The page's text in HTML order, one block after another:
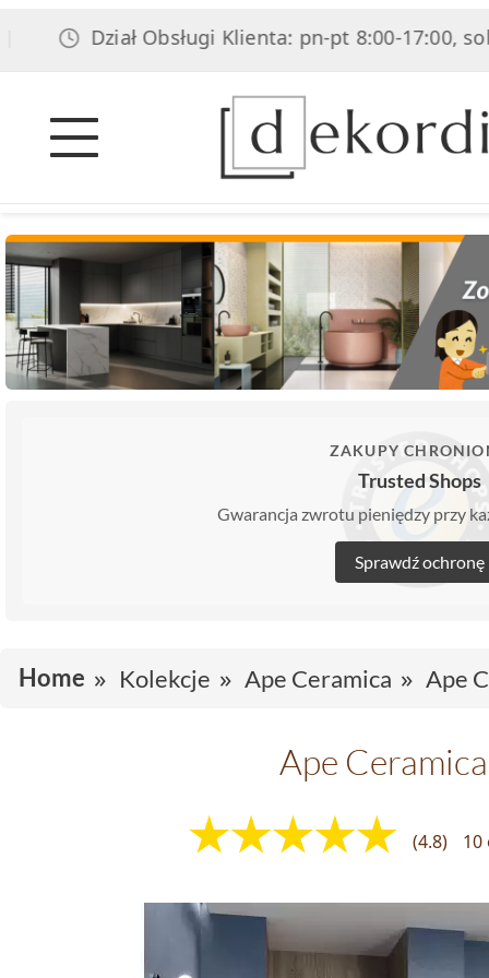
Dział Obsługi Klienta: pn-pt 8:00-17:00, sob
ZAKUPY
Trusted Shops
Gwarancja zwrotu pieniędzy przy
Sprawdź ochronę
Home Kolekcje Ape Ceramica Ape
Ape
(4.8)